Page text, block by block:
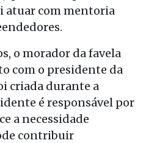
atuar com mentoria
o morador da favela
com o presidente da
criada durante a
é responsável por
a necessidade
contribuir